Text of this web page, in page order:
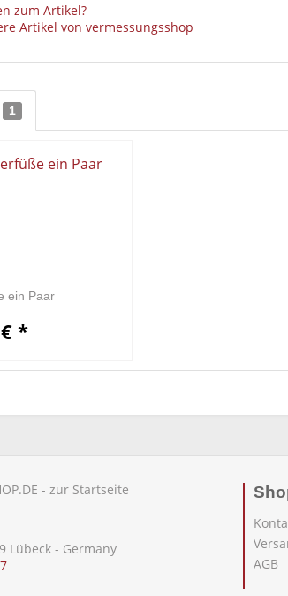
zum Artikel?
Artikel von vermessungsshop
1
ein Paar
*
Lübeck - Germany
AGB